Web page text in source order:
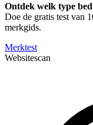
Ontdek welk type
Doe de gratis test van
merkgids.
Merktest
Websitescan